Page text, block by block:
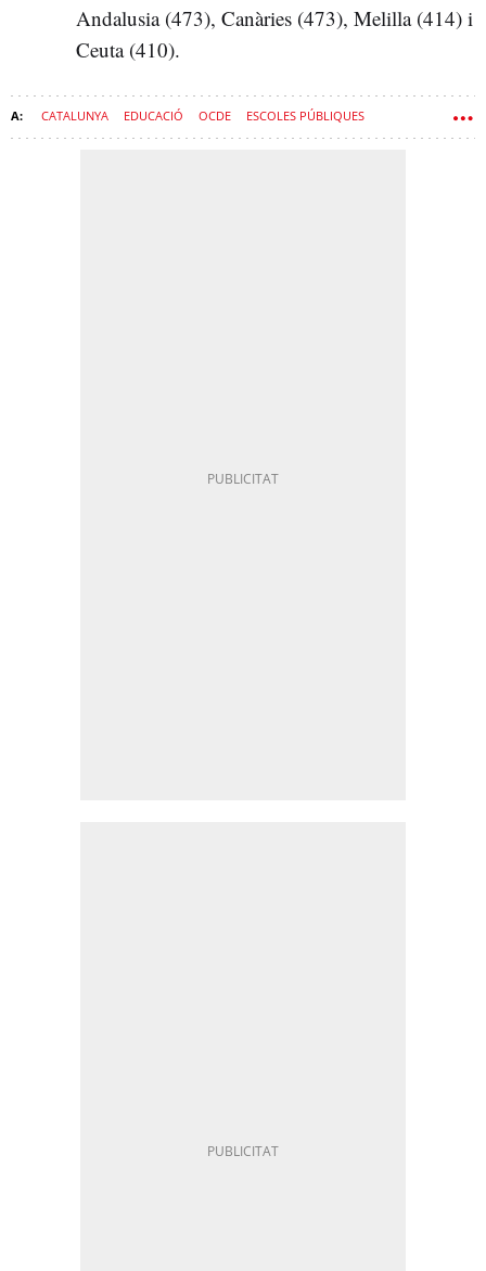
Andalusia (473), Canàries (473), Melilla (414) i
Ceuta (410).
CATALUNYA EDUCACIÓ OCDE ESCOLES PÚBLIQUES